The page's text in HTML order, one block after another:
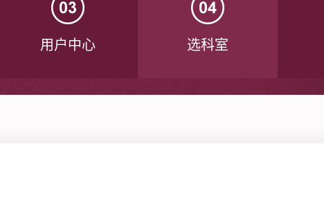
用户中心 选科室